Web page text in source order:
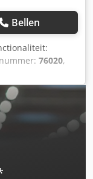
Bellen
76020,
mm,
mm
voor
keramische en
van
exclusief